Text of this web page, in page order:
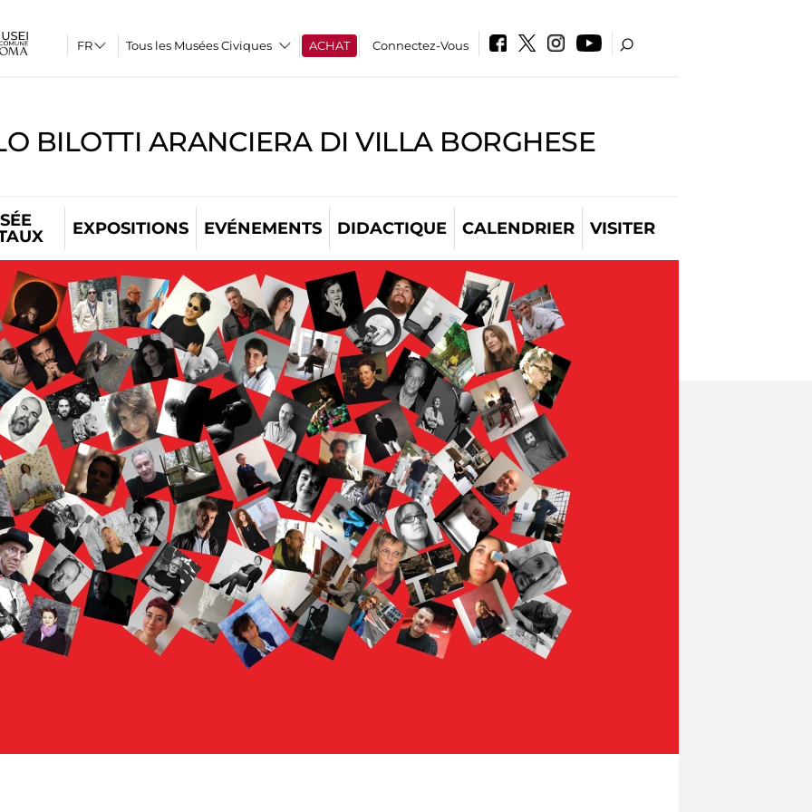
Tous les Musées Civiques ACHAT Connectez-Vous
BILOTTI ARANCIERA DI VILLA BORGHESE
EXPOSITIONS EVÉNEMENTS DIDACTIQUE CALENDRIER VISITER